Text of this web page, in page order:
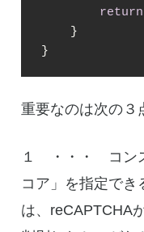
return
    }
}
重要なのは次の３
１ ・・・ コン
コア」を指定でき
は、reCAPTCHA